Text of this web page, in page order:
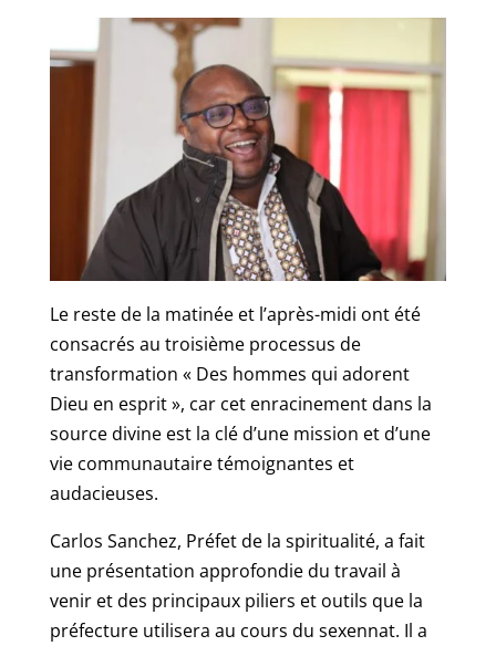
Le reste de la matinée et l’après-midi ont été
consacrés au troisième processus de
transformation « Des hommes qui adorent
Dieu en esprit », car cet enracinement dans la
source divine est la clé d’une mission et d’une
vie communautaire témoignantes et
audacieuses.
Carlos Sanchez, Préfet de la spiritualité, a fait
une présentation approfondie du travail à
venir et des principaux piliers et outils que la
préfecture utilisera au cours du sexennat. Il a